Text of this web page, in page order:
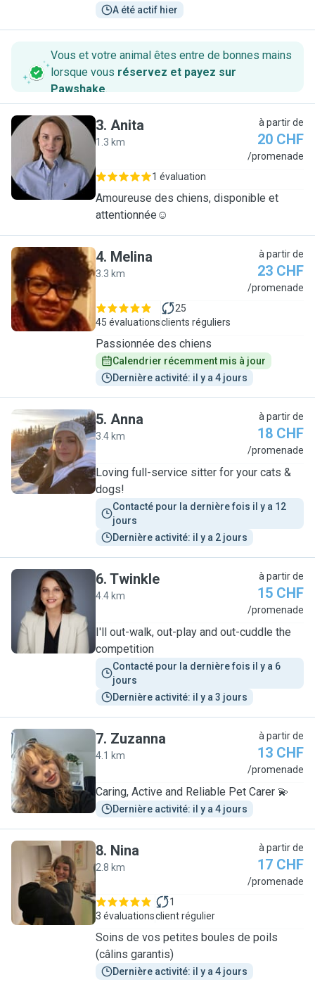
A été actif hier
Vous et votre animal êtes entre de bonnes mains
lorsque vous réservez et payez sur
Pawshake.
A
3. Anita
1.3 km
à partir de
20 CHF
/promenade
1 évaluation
Amoureuse des chiens, disponible et
attentionnée☺️
M
4. Melina
3.3 km
à partir de
23 CHF
/promenade
45 évaluations
25
clients réguliers
Passionnée des chiens
Calendrier récemment mis à jour
Dernière activité: il y a 4 jours
A
5. Anna
3.4 km
à partir de
18 CHF
/promenade
Loving full-service sitter for your cats &
dogs!
Contacté pour la dernière fois il y a 12
jours
Dernière activité: il y a 2 jours
T
6. Twinkle
4.4 km
à partir de
15 CHF
/promenade
I'll out-walk, out-play and out-cuddle the
competition
Contacté pour la dernière fois il y a 6
jours
Dernière activité: il y a 3 jours
Z
7. Zuzanna
4.1 km
à partir de
13 CHF
/promenade
Caring, Active and Reliable Pet Carer 💫
Dernière activité: il y a 4 jours
N
8. Nina
2.8 km
à partir de
17 CHF
/promenade
3 évaluations
1
client régulier
Soins de vos petites boules de poils
(câlins garantis)
Dernière activité: il y a 4 jours